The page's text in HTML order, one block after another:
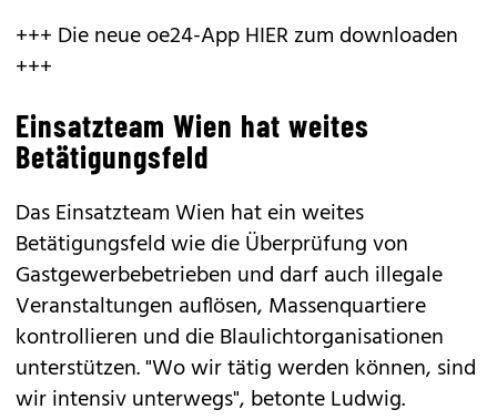
+++ Die neue oe24-App HIER zum downloaden
+++
Einsatzteam Wien hat weites
Betätigungsfeld
Das Einsatzteam Wien hat ein weites
Betätigungsfeld wie die Überprüfung von
Gastgewerbebetrieben und darf auch illegale
Veranstaltungen auflösen, Massenquartiere
kontrollieren und die Blaulichtorganisationen
unterstützen. "Wo wir tätig werden können, sind
wir intensiv unterwegs", betonte Ludwig.